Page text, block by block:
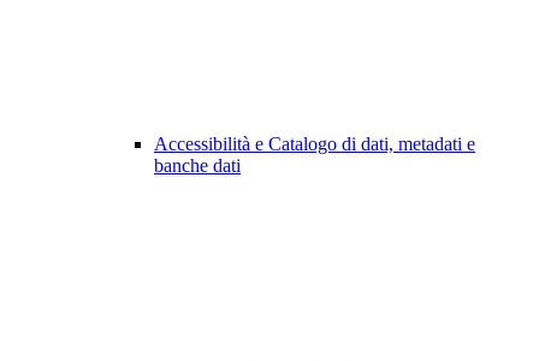
Accessibilità e Catalogo di dati, metadati e
banche dati